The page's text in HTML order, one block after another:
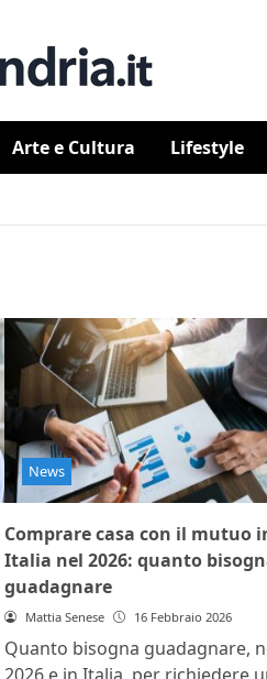
Arte e Cultura Lifestyle
News
Comprare casa con il mutuo
Italia nel 2026: quanto
guadagnare
Mattia Senese 16 Febbraio 2026
Quanto bisogna guadagnare,